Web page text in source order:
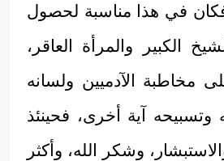
في هذا مناسبة لحصول
الكبير والمرأة العاقر،
مخاطبة الآدميين ولسانه
وتسبيحه آية أخرى، فحينئذ
وشكر الله، وأكثر